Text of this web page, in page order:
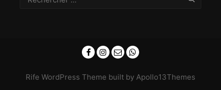
Rife WordPress Theme built by Apollo13Themes